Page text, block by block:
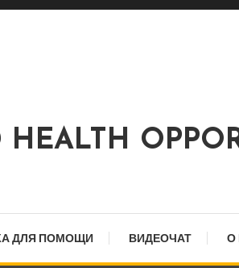
ДЛЯ ПОМОЩИ ВИДЕОЧАТ О